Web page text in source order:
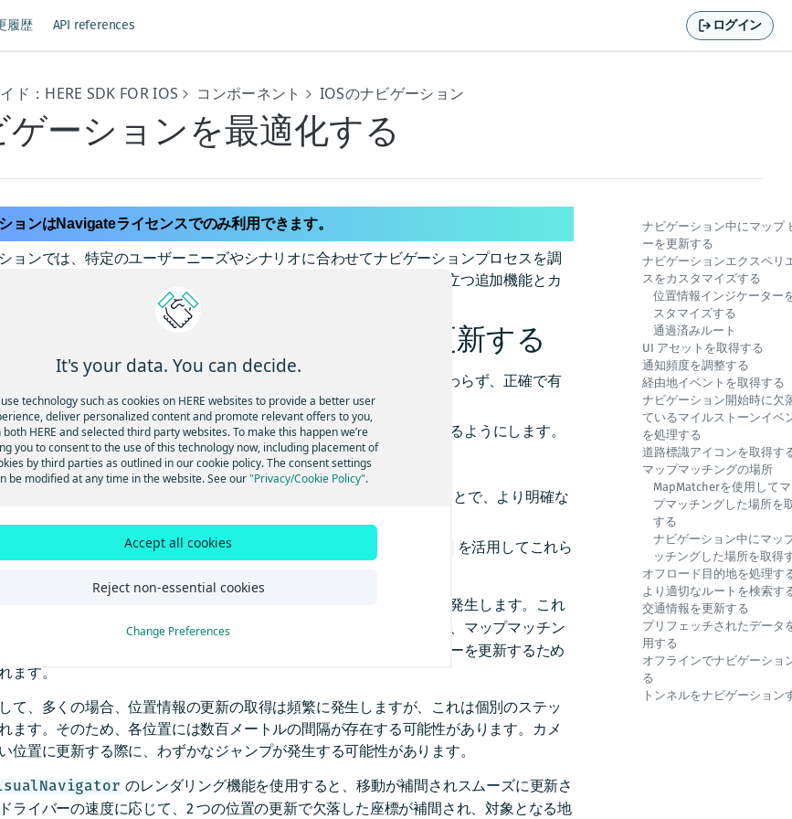
履歴 API references ログイン
ド：HERE SDK FOR IOS コンポーネント IOSのナビゲーション
ゲーションを最適化する
ョンはNavigateライセンスでのみ利用できます。
ョンでは、特定のユーザーニーズやシナリオに合わせてナビゲーションプロセスを調
ームレスで堅牢なナビゲーションエクスペリエンスを提供するのに役立つ追加機能とカ
オプションについて説明します。
ゲーション中にマップ ビューを更新する
ション中は、あらかじめ決められたルートを追随するかどうかにかかわらず、正確で有
プ ビューを維持することが重要です。主なタスクは次のとおりです。
位置情報を追随する：マップがユーザーの現在位置の中央に配置されるようにします。
印を表示する ：ユーザーの現在の方向を矢印で示します。
回転する：地図の向きをユーザーの現在の方向に合わせます。
：運転操作アイコンなどの追加要素を組み込むことで、より明確な
タスクは、位置情報の更新に手動で応答するか、
を活用してこれら
が発生します。これ
にフィードした元の GPS 信号に基づいて計算された、マップマッチン
所が含まれています。このマップマッチングした場所は、マップ ビューを更新するため
ます。
て、多くの場合、位置情報の更新の取得は頻繁に発生しますが、これは個別のステッ
ます。そのため、各位置には数百メートルの間隔が存在する可能性があります。カメ
位置に更新する際に、わずかなジャンプが発生する可能性があります。
のレンダリング機能を使用すると、移動が補間されスムーズに更新さ
ライバーの速度に応じて、2 つの位置の更新で欠落した座標が補間され、対象となる地
ナビゲーション中にマップ
ーを更新する
ナビゲーションエクスペリ
スをカスタマイズする
位置情報インジケーター
スタマイズする
通過済みルート
UI アセットを取得する
通知頻度を調整する
経由地イベントを取得する
ナビゲーション開始時に欠
ているマイルストーンイベ
を処理する
道路標識アイコンを取得す
マップマッチングの場所
MapMatcherを使用して
プマッチングした場所を
する
ナビゲーション中にマッ
ッチングした場所を取得
オフロード目的地を処理す
より適切なルートを検索す
交通情報を更新する
プリフェッチされたデータ
用する
オフラインでナビゲーショ
る
トンネルをナビゲーション
It's your data. You can decide.
technology such as cookies on HERE websites to provide a better user
deliver personalized content and promote relevant offers to you,
both HERE and selected third party websites. To make this happen we’re
you to consent to the use of this technology now, including placement of
by third parties as outlined in our cookie policy. The consent settings
be modified at any time in the website. See our"Privacy/Cookie Policy".
Accept all cookies
Reject non-essential cookies
Change Preferences